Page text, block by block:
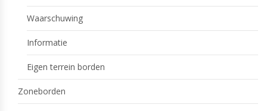
Waarschuwing
Informatie
Eigen terrein borden
Zoneborden